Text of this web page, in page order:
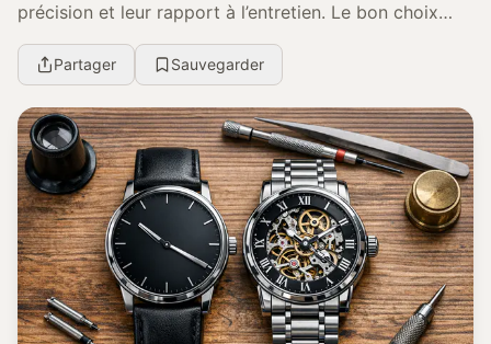
précision et leur rapport à l’entretien. Le bon choix
dépend surtout de votre usage, de votre ryt...
Partager Sauvegarder